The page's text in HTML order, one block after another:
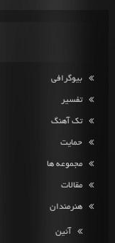
بیوگرافی
تفسیر
تک آهنگ
حمایت
مجموعه ها
مقالات
هنرمندان
آئین